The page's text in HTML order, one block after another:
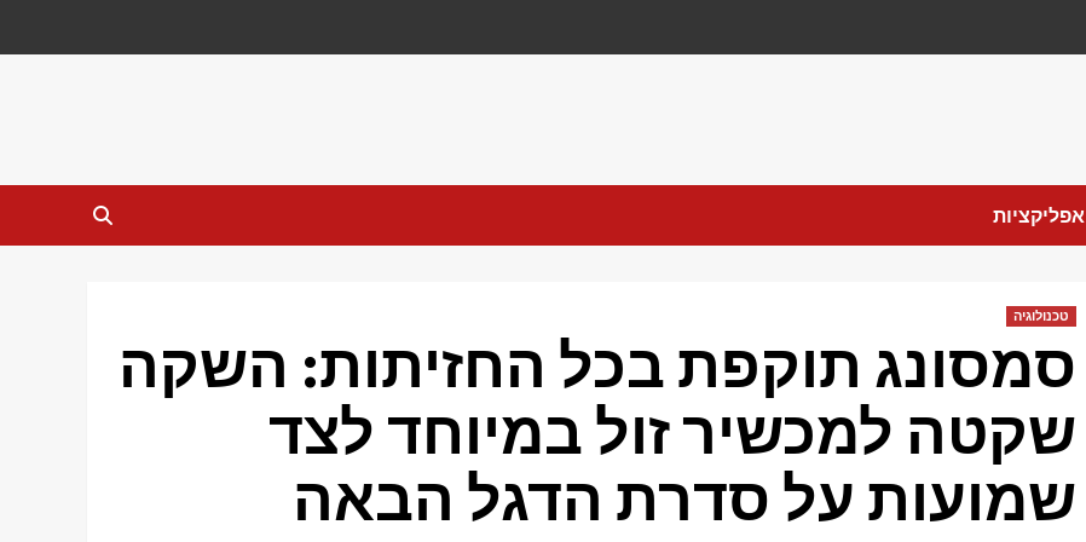
אפליקציות
טכנולוגיה
סמסונג תוקפת בכל החזיתות: השקה
שקטה למכשיר זול במיוחד לצד
שמועות על סדרת הדגל הבאה